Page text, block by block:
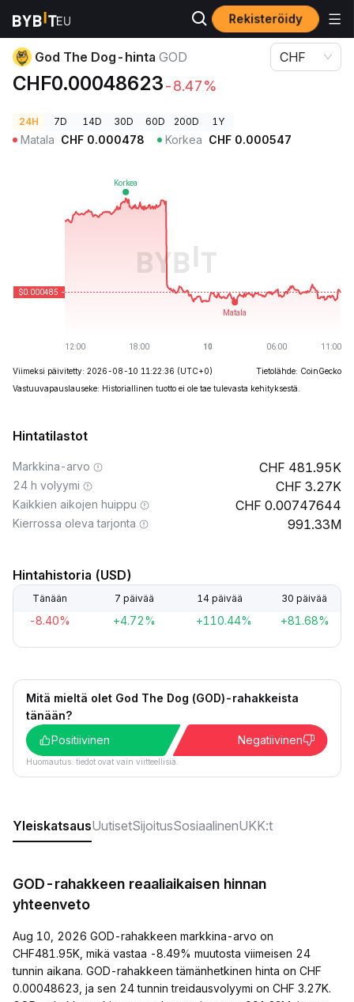
Rekisteröidy
Kryptohinnat God The Dog-hinta GOD
God The Dog-hinta GOD
CHF0.00048623-8.47%
CHF
24H 7D 14D 30D 60D 200D 1Y
Matala CHF 0.000478 Korkea CHF 0.000547
Viimeksi päivitetty: 2026-08-10 11:22:36 (UTC+0)
Tietolähde: CoinGecko
Vastuuvapauslauseke: Historiallinen tuotto ei ole tae tulevasta kehityksestä.
Hintatilastot
Markkina-arvo 481.95K
24 h volyymi 3.27K
Kaikkien aikojen huippu 0.00747644
Kierrossa oleva tarjonta 991.33M
Hintahistoria (USD)
Tänään 7 päivää 14 päivää 30 päivää
-8.40% +4.72% +110.44% +81.68%
Mitä mieltä olet God The Dog (GOD)-rahakkeista
tänään?
Positiivinen
Negatiivinen
Huomautus: tiedot ovat vain viitteellisiä.
YleiskatsausUutisetSijoitusSosiaalinenUKK:t
GOD-rahakkeen reaaliaikaisen hinnan
yhteenveto
Aug 10, 2026 GOD-rahakkeen markkina-arvo on
CHF481.95K, mikä vastaa -8.49% muutosta viimeisen 24
tunnin aikana. GOD-rahakkeen tämänhetkinen hinta on CHF
0.00048623, ja sen 24 tunnin treidausvolyymi on CHF 3.27K.